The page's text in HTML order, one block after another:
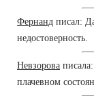
Фернанд писал:
недостоверность.
Невзорова
плачевном